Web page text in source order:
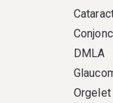
DMLA
Orgelet